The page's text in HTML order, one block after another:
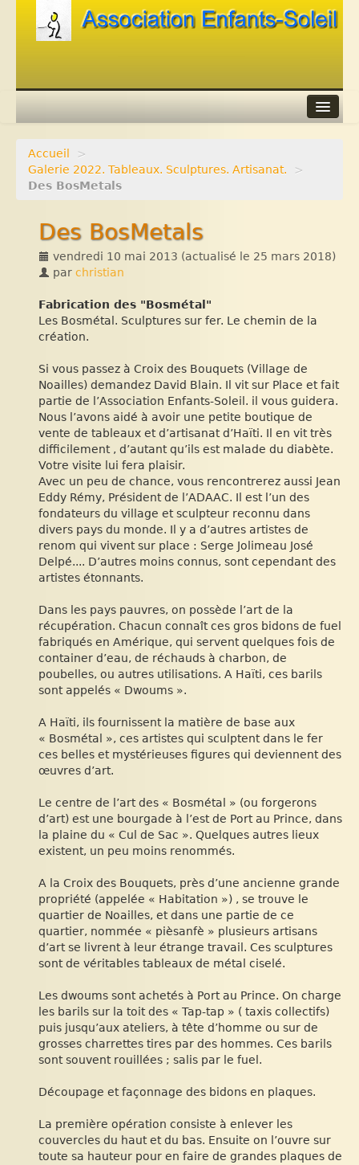
Agenda
Adhérer
Contacts
Liens
Accueil
>
Galerie 2022. Tableaux. Sculptures. Artisanat.
>
Des BosMetals
Des BosMetals
vendredi 10 mai 2013 (actualisé le 25 mars 2018)
par christian
Fabrication des "Bosmétal"
Les Bosmétal. Sculptures sur fer. Le chemin de la
création.
Si vous passez à Croix des Bouquets (Village de
Noailles) demandez David Blain. Il vit sur Place et fait
partie de l’Association Enfants-Soleil. il vous guidera.
Nous l’avons aidé à avoir une petite boutique de
vente de tableaux et d’artisanat d’Haïti. Il en vit très
difficilement , d’autant qu’ils est malade du diabète.
Votre visite lui fera plaisir.
Avec un peu de chance, vous rencontrerez aussi Jean
Eddy Rémy, Président de l’ADAAC. Il est l’un des
fondateurs du village et sculpteur reconnu dans
divers pays du monde. Il y a d’autres artistes de
renom qui vivent sur place : Serge Jolimeau José
Delpé.... D’autres moins connus, sont cependant des
artistes étonnants.
Dans les pays pauvres, on possède l’art de la
récupération. Chacun connaît ces gros bidons de fuel
fabriqués en Amérique, qui servent quelques fois de
container d’eau, de réchauds à charbon, de
poubelles, ou autres utilisations. A Haïti, ces barils
sont appelés « Dwoums ».
A Haïti, ils fournissent la matière de base aux
« Bosmétal », ces artistes qui sculptent dans le fer
ces belles et mystérieuses figures qui deviennent des
œuvres d’art.
Le centre de l’art des « Bosmétal » (ou forgerons
d’art) est une bourgade à l’est de Port au Prince, dans
la plaine du « Cul de Sac ». Quelques autres lieux
existent, un peu moins renommés.
A la Croix des Bouquets, près d’une ancienne grande
propriété (appelée « Habitation ») , se trouve le
quartier de Noailles, et dans une partie de ce
quartier, nommée « pièsanfè » plusieurs artisans
d’art se livrent à leur étrange travail. Ces sculptures
sont de véritables tableaux de métal ciselé.
Les dwoums sont achetés à Port au Prince. On charge
les barils sur la toit des « Tap-tap » ( taxis collectifs)
puis jusqu’aux ateliers, à tête d’homme ou sur de
grosses charrettes tires par des hommes. Ces barils
sont souvent rouillées ; salis par le fuel.
Découpage et façonnage des bidons en plaques.
La première opération consiste à enlever les
couvercles du haut et du bas. Ensuite on l’ouvre sur
toute sa hauteur pour en faire de grandes plaques de